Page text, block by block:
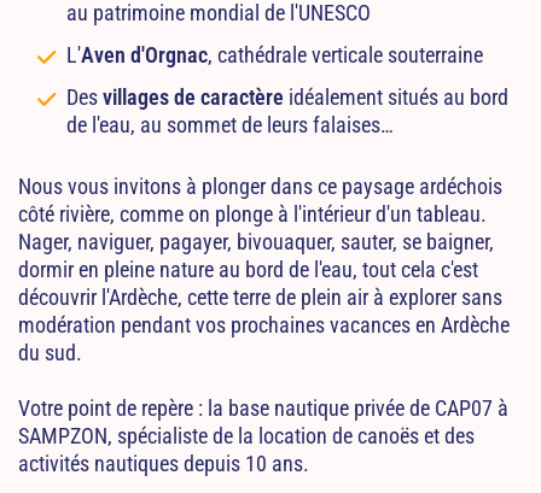
au patrimoine mondial de l'UNESCO
L'Aven d'Orgnac, cathédrale verticale souterraine
Des villages de caractère idéalement situés au bord
de l'eau, au sommet de leurs falaises…
Nous vous invitons à plonger dans ce paysage ardéchois
côté rivière, comme on plonge à l'intérieur d'un tableau.
Nager, naviguer, pagayer, bivouaquer, sauter, se baigner,
dormir en pleine nature au bord de l'eau, tout cela c'est
découvrir l'Ardèche, cette terre de plein air à explorer sans
modération pendant vos prochaines vacances en Ardèche
du sud.
Votre point de repère : la base nautique privée de CAP07 à
SAMPZON, spécialiste de la location de canoës et des
activités nautiques depuis 10 ans.